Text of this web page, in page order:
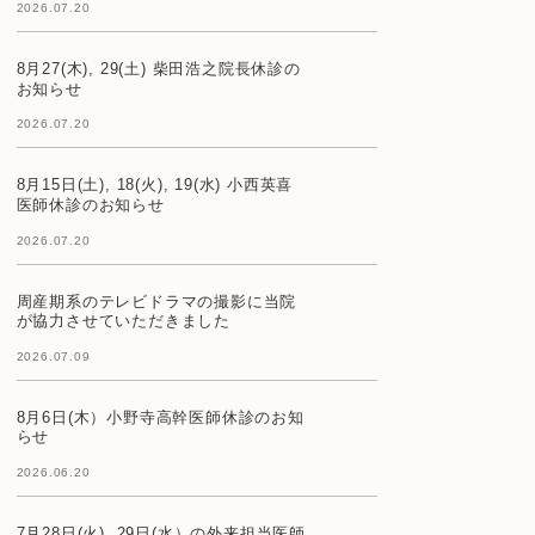
2026.07.20
8月27(木), 29(土) 柴田浩之院長休診の
お知らせ
2026.07.20
8月15日(土), 18(火), 19(水) 小西英喜
医師休診のお知らせ
2026.07.20
周産期系のテレビドラマの撮影に当院
が協力させていただきました
2026.07.09
8月6日(木）小野寺高幹医師休診のお知
らせ
2026.06.20